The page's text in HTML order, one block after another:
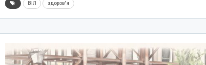
ВІЛ здоров'я